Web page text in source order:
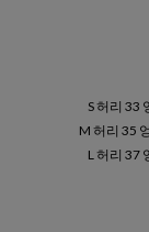
S 허리 33
M 허리 35
L 허리 37